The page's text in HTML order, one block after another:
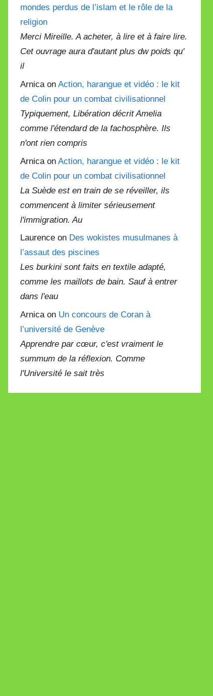
mondes perdus de l’islam et le rôle de la
religion
Merci Mireille. A acheter, à lire et à faire lire.
Cet ouvrage aura d'autant plus dw poids qu'
il
Arnica onAction, harangue et vidéo : le kit
de Colin pour un combat civilisationnel
Typiquement, Libération décrit Amelia
comme l'étendard de la fachosphère. Ils
n'ont rien compris
Arnica onAction, harangue et vidéo : le kit
de Colin pour un combat civilisationnel
La Suède est en train de se réveiller, ils
commencent à limiter sérieusement
l'immigration. Au
Laurence on Des wokistes musulmanes à
l’assaut des piscines
Les burkini sont faits en textile adapté,
comme les maillots de bain. Sauf à entrer
dans l'eau
Arnica on Un concours de Coran à
l’université de Genève
Apprendre par cœur, c'est vraiment le
summum de la réflexion. Comme
l'Université le sait très